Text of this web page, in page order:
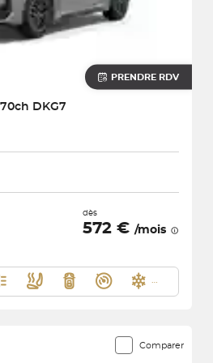
PRENDRE RDV
DKG7
dès
572 € /mois
Comparer